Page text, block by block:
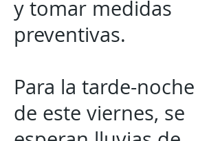
y tomar medidas
preventivas.
Para la tarde-noche
de este viernes, se